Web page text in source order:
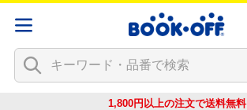
1,800円以上の注文で送料無料